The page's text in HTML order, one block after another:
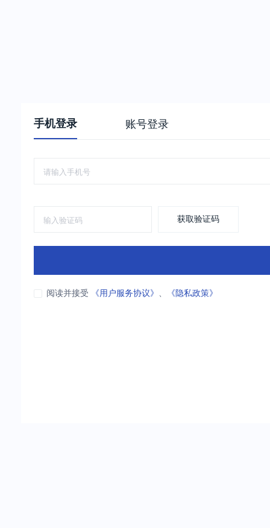
手机登录 账号登录
获取验证码
阅读并接受 《用户服务协议》 、 《隐私政策》